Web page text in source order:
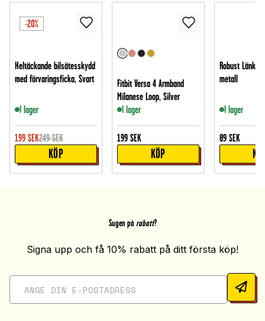
-20%
Heltäckande bilsätesskydd
med förvaringsficka, Svart
I lager
199 SEK249 SEK
KÖP
Fitbit Versa 4 Armband
Milanese Loop, Silver
I lager
199 SEK
KÖP
Robust
metall
I lager
89 SEK
Sugen på rabatt?
Signa upp och få 10% rabatt på ditt första köp!